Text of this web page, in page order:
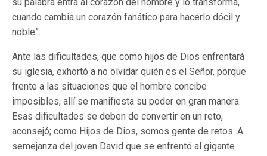
cuando cambia un corazón fanático para hacerlo dócil y
noble”.
Ante las dificultades, que como hijos de Dios enfrentará
su iglesia, exhortó a no olvidar quién es el Señor, porque
frente a las situaciones que el hombre concibe
imposibles, allí se manifiesta su poder en gran manera.
Esas dificultades se deben de convertir en un reto,
aconsejó; como Hijos de Dios, somos gente de retos. A
semejanza del joven David que se enfrentó al gigante